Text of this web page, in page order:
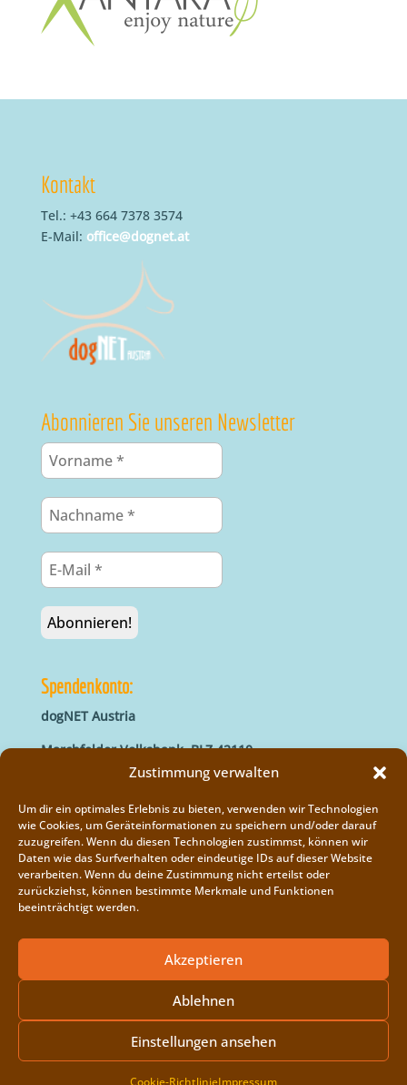
Zustimmung verwalten
Um dir ein optimales Erlebnis zu bieten, verwenden wir Technologien
wie Cookies, um Geräteinformationen zu speichern und/oder darauf
zuzugreifen. Wenn du diesen Technologien zustimmst, können wir
Daten wie das Surfverhalten oder eindeutige IDs auf dieser Website
verarbeiten. Wenn du deine Zustimmung nicht erteilst oder
zurückziehst, können bestimmte Merkmale und Funktionen
beeinträchtigt werden.
Akzeptieren
Ablehnen
Einstellungen ansehen
Cookie-RichtlinieImpressum
Kontakt
Tel.: +43 664 7378 3574
E-Mail: office@dognet.at
Abonnieren Sie unseren Newsletter
Spendenkonto:
dogNET Austria
Marchfelder Volksbank, BLZ 42110
IBAN: AT66 4211 0421 5000 0000
Cookie-Richtlinie (EU)
Copyright © 2014 - 2026 dogNET